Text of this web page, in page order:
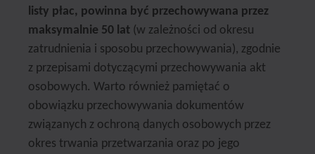
listy płac, powinna być przechowywana przez
maksymalnie 50 lat (w zależności od okresu
zatrudnienia i sposobu przechowywania), zgodnie
z przepisami dotyczącymi przechowywania akt
osobowych. Warto również pamiętać o
obowiązku przechowywania dokumentów
związanych z ochroną danych osobowych przez
okres trwania przetwarzania oraz po jego